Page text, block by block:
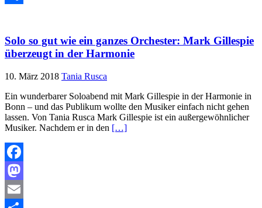
Solo so gut wie ein ganzes Orchester: Mark Gillespie
überzeugt in der Harmonie
10. März 2018 Tania Rusca
Ein wunderbarer Soloabend mit Mark Gillespie in der Harmonie in
Bonn – und das Publikum wollte den Musiker einfach nicht gehen
lassen. Von Tania Rusca Mark Gillespie ist ein außergewöhnlicher
Musiker. Nachdem er in den […]
Facebook
Mastodon